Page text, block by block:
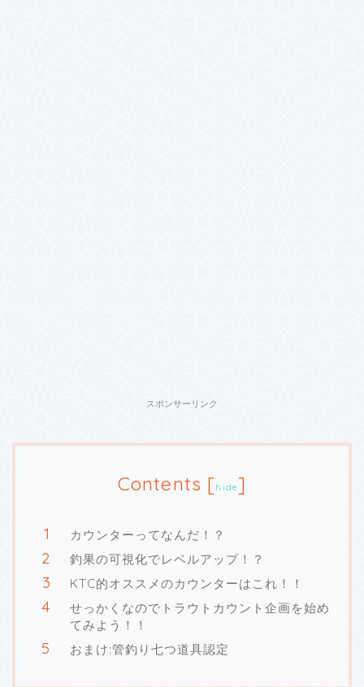
スポンサーリンク
Contents [hide]
カウンターってなんだ！？
釣果の可視化でレベルアップ！？
KTC的オススメのカウンターはこれ！！
せっかくなのでトラウトカウント企画を始め
てみよう！！
おまけ:管釣り七つ道具認定